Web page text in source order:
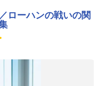
ローハンの戦いの関